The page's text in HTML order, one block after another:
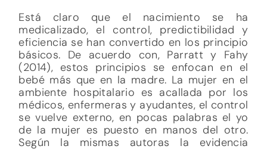
Está claro que el nacimiento se ha
medicalizado, el control, predictibilidad y
eficiencia se han convertido en los principio
básicos. De acuerdo con, Parratt y Fahy
(2014), estos principios se enfocan en el
bebé más que en la madre. La mujer en el
ambiente hospitalario es acallada por los
médicos, enfermeras y ayudantes, el control
se vuelve externo, en pocas palabras el yo
de la mujer es puesto en manos del otro.
Según la mismas autoras la evidencia